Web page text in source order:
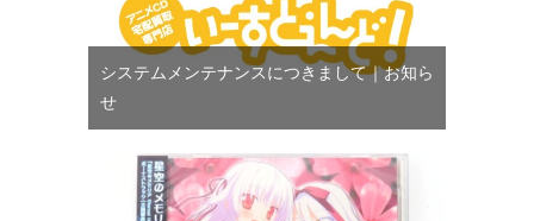
システムメンテナンスにつきまして｜お知ら
せ